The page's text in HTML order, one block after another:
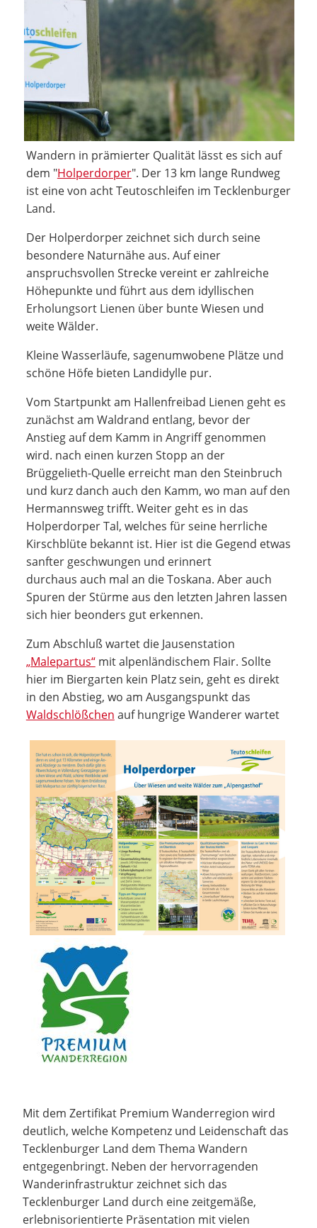
Wandern in prämierter Qualität lässt es sich auf
dem "Holperdorper". Der 13 km lange Rundweg
ist eine von acht Teutoschleifen im Tecklenburger
Land.
Der Holperdorper zeichnet sich durch seine
besondere Naturnähe aus. Auf einer
anspruchsvollen Strecke vereint er zahlreiche
Höhepunkte und führt aus dem idyllischen
Erholungsort Lienen über bunte Wiesen und
weite Wälder.
Kleine Wasserläufe, sagenumwobene Plätze und
schöne Höfe bieten Landidylle pur.
Vom Startpunkt am Hallenfreibad Lienen geht es
zunächst am Waldrand entlang, bevor der
Anstieg auf dem Kamm in Angriff genommen
wird. nach einen kurzen Stopp an der
Brüggelieth-Quelle erreicht man den Steinbruch
und kurz danch auch den Kamm, wo man auf den
Hermannsweg trifft. Weiter geht es in das
Holperdorper Tal, welches für seine herrliche
Kirschblüte bekannt ist. Hier ist die Gegend etwas
sanfter geschwungen und erinnert
durchaus auch mal an die Toskana. Aber auch
Spuren der Stürme aus den letzten Jahren lassen
sich hier beonders gut erkennen.
Zum Abschluß wartet die Jausenstation
„Malepartus“mit alpenländischem Flair. Sollte
hier im Biergarten kein Platz sein, geht es direkt
in den Abstieg, wo am Ausgangspunkt das
Waldschlößchen auf hungrige Wanderer wartet
Mit dem Zertifikat Premium Wanderregion wird
deutlich, welche Kompetenz und Leidenschaft das
Tecklenburger Land dem Thema Wandern
entgegenbringt. Neben der hervorragenden
Wanderinfrastruktur zeichnet sich das
Tecklenburger Land durch eine zeitgemäße,
erlebnisorientierte Präsentation mit vielen